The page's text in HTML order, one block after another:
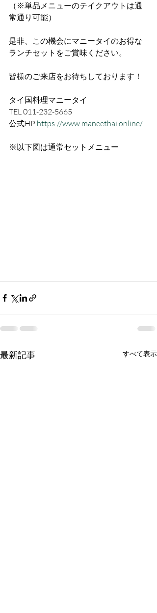
（※単品メニューのテイクアウトは通
常通り可能）
是非、この機会にマニータイのお得な
ランチセットをご賞味ください。
皆様のご来店をお待ちしております！
タイ国料理マニータイ
TEL 011-232-5665
公式HP https://www.maneethai.online/
※以下図は通常セットメニュー
最新記事 すべて表示